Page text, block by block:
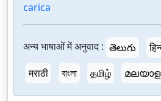
carica
अन्य भाषाओं में अनुवाद : తెలుగు
मराठी
বাংলা தமிழ்